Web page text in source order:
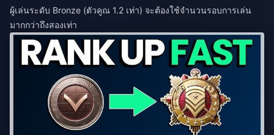
ผู้เล่นระดับ Bronze (ตัวคูณ 1.2 เท่า) จะต้องใช้จำนวนรอบการเล่น
มากกว่าถึงสองเท่า